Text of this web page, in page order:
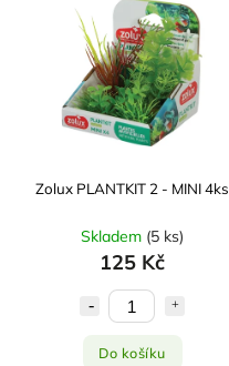
Zolux PLANTKIT 2 - MINI 4ks
Skladem (5 ks)
125 Kč
Do košíku